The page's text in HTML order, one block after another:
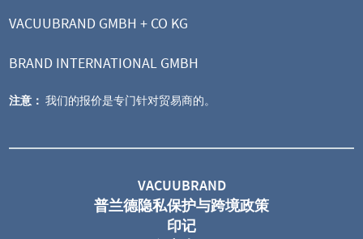
VACUUBRAND GMBH + CO KG
BRAND INTERNATIONAL GMBH
注意： 我们的报价是专门针对贸易商的。
VACUUBRAND
普兰德隐私保护与跨境政策
印记